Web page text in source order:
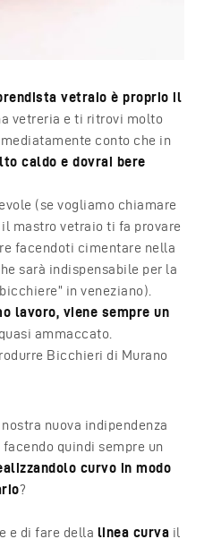
vetraio è proprio il
vetreria e ti ritrovi molto
conto che in
caldo e dovrai bere
(se vogliamo chiamare
mastro vetraio ti fa provare
facendoti cimentare nella
sarà indispensabile per la
in veneziano).
lavoro, viene sempre un
ammaccato.
Bicchieri di Murano
nuova indipendenza
quindi sempre un
curvo in modo
?
e di fare della linea curva il